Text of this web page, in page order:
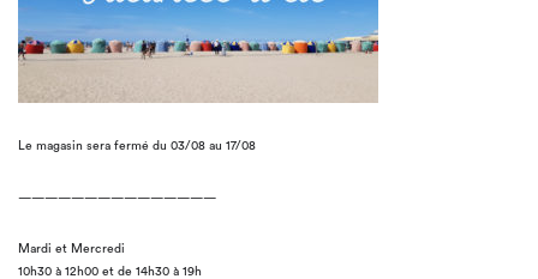
Le magasin sera fermé du 03/08 au 17/08
———————————————
Mardi et Mercredi
10h30 à 12h00 et de 14h30 à 19h